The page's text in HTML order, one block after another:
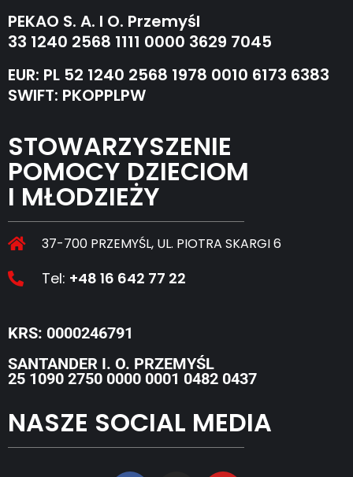
PEKAO S. A. I O. Przemyśl
33 1240 2568 1111 0000 3629 7045
EUR: PL 52 1240 2568 1978 0010 6173 6383
SWIFT: PKOPPLPW
STOWARZYSZENIE
POMOCY DZIECIOM
I MŁODZIEŻY
37-700 PRZEMYŚL, UL. PIOTRA SKARGI 6
Tel: +48 16 642 77 22
KRS: 0000246791
SANTANDER I. O. PRZEMYŚL
25 1090 2750 0000 0001 0482 0437
NASZE SOCIAL MEDIA